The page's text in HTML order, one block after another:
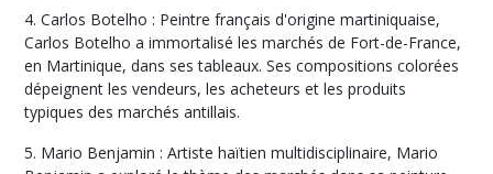
4. Carlos Botelho : Peintre français d'origine martiniquaise,
Carlos Botelho a immortalisé les marchés de Fort-de-France,
en Martinique, dans ses tableaux. Ses compositions colorées
dépeignent les vendeurs, les acheteurs et les produits
typiques des marchés antillais.
5. Mario Benjamin : Artiste haïtien multidisciplinaire, Mario